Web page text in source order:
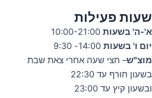
שעות פעילות
א'-ה' בשעות
יום ו' בשעות
מוצ"ש– חצי שעה אחרי צאת שבת
בשעון חורף עד 22:30
ובשעון קיץ עד 23:00